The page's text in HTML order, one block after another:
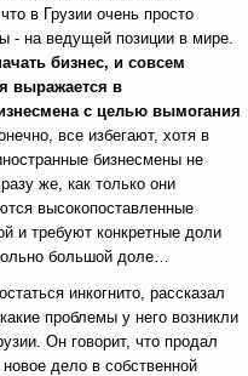
в Грузии очень просто
- на ведущей позиции в мире.
бизнес, и совсем
выражается в
с целью вымогания
все избегают, хотя в
бизнесмены не
же, как только они
высокопоставленные
и требуют конкретные доли
большой доле…
инкогнито, рассказал
проблемы у него возникли
Он говорит, что продал
дело в собственной